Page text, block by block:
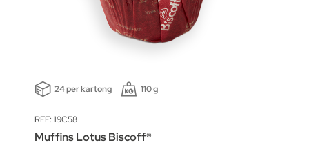
24 per kartong 110 g
REF: 19C58
Muffins Lotus Biscoff®